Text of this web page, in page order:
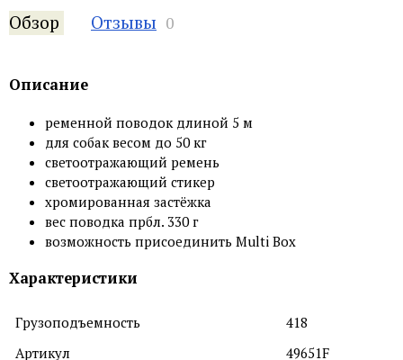
Обзор Отзывы 0
Описание
ременной поводок длиной 5 м
для собак весом до 50 кг
светоотражающий ремень
cветоотражающий стикер
хромированная застёжка
вес поводка прбл. 330 г
возможность присоединить Multi Box
Характеристики
Грузоподъемность
418
Артикул
49651F